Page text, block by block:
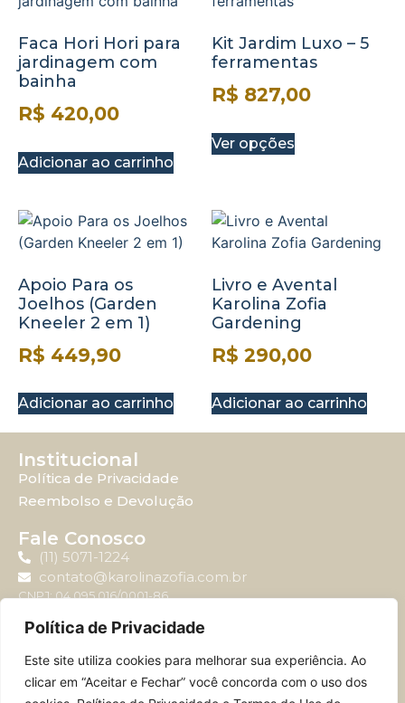
Política de Privacidade
Este site utiliza cookies para melhorar sua experiência. Ao
clicar em “Aceitar e Fechar” você concorda com o uso dos
Faca Hori Hori para
jardinagem com
bainha
R$ 420,00
Adicionar ao carrinho
Kit Jardim Luxo – 5
ferramentas
R$ 827,00
Ver opções
Apoio Para os
Joelhos (Garden
Kneeler 2 em 1)
R$ 449,90
Adicionar ao carrinho
Livro e Avental
Karolina Zofia
Gardening
R$ 290,00
Adicionar ao carrinho
Institucional
Política de Privacidade
Reembolso e Devolução
Fale Conosco
(11) 5071-1224
contato@karolinazofia.com.br
CNPJ: 04.095.016/0001-86
Horário de atendimento: Segunda-feira à sexta-feira
das 09:00 até 17:00.